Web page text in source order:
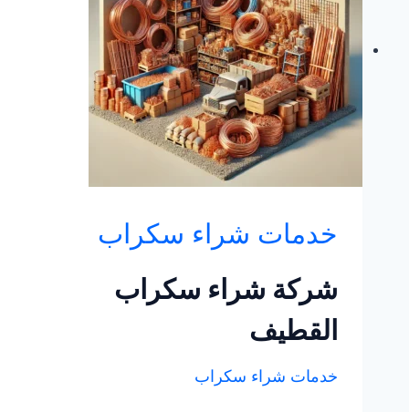
خدمات شراء سكراب
شركة شراء سكراب
القطيف
خدمات شراء سكراب